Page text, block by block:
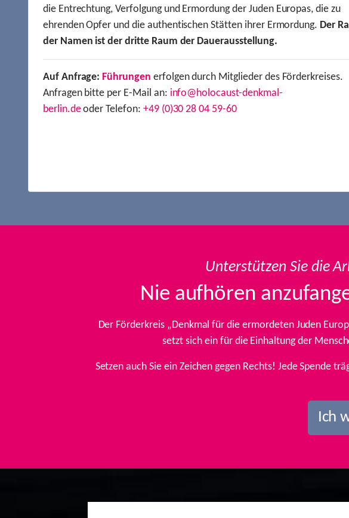
die Entrechtung, Verfolgung und Ermordung der Juden Europas, die zu
ehrenden Opfer und die authentischen Stätten ihrer Ermordung. Der
der Namen ist der dritte Raum der Dauerausstellung.
Auf Anfrage: Führungen erfolgen durch Mitglieder des Förderkreises.
Anfragen bitte per E-Mail an: info@holocaust-denkmal-
berlin.deoder Telefon: +49 (0)30 28 04 59-60
Unterstützen Sie die
Nie aufhören
Der Förderkreis „Denkmal für die ermordeten Juden
setzt sich ein für die Einhaltung der
Setzen auch Sie ein Zeichen gegen Rechts! Jede Spende
Ich